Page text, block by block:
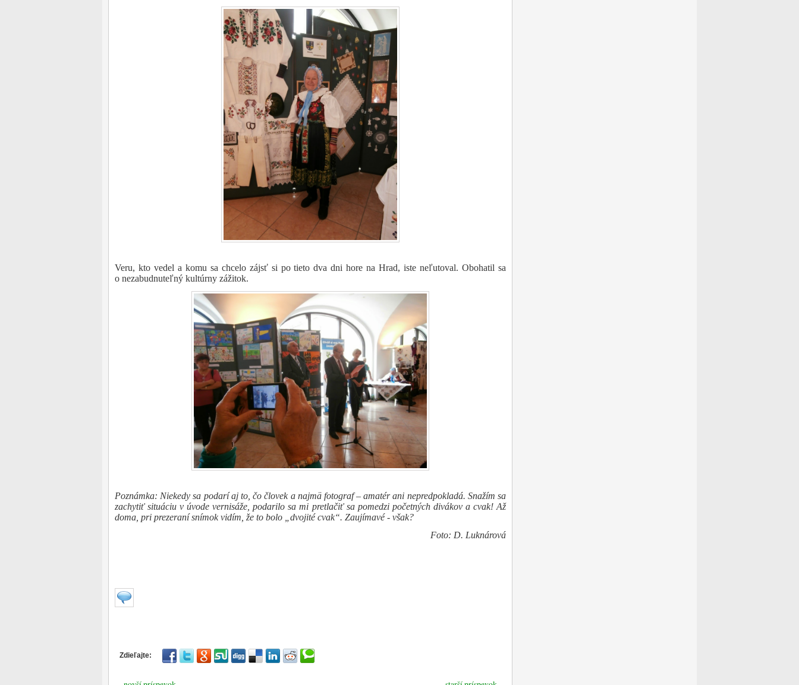
Veru, kto vedel a komu sa chcelo zájsť si po tieto dva dni hore na Hrad, iste neľutoval. Obohatil sa
o nezabudnuteľný kultúrny zážitok.
Poznámka: Niekedy sa podarí aj to, čo človek a najmä fotograf – amatér ani nepredpokladá. Snažím sa
zachytiť situáciu v úvode vernisáže, podarilo sa mi pretlačiť sa pomedzi početných divákov a cvak! Až
doma, pri prezeraní snímok vidím, že to bolo „dvojité cvak“. Zaujímavé - však?
Foto: D. Luknárová